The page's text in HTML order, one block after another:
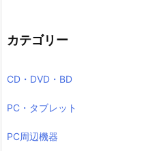
カテゴリー
CD・DVD・BD
PC・タブレット
PC周辺機器